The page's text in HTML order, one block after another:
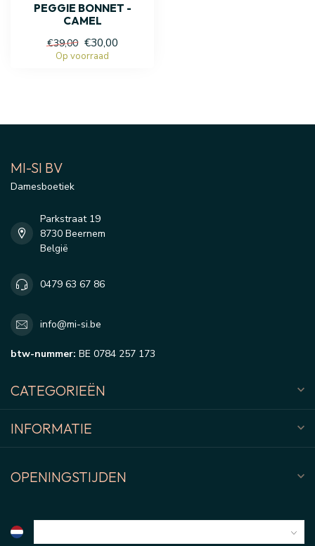
PEGGIE BONNET -
CAMEL
€39,00 €30,00
Op voorraad
MI-SI BV
Damesboetiek
Parkstraat 19
8730 Beernem
België
0479 63 67 86
info@mi-si.be
btw-nummer: BE 0784 257 173
CATEGORIEËN
INFORMATIE
OPENINGSTIJDEN